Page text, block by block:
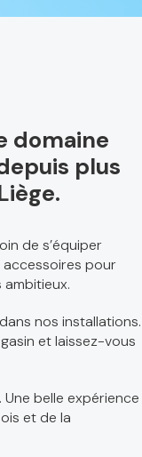
domaine
plus
de s’équiper
pour
nos installations.
et laissez-vous
belle expérience
et de la